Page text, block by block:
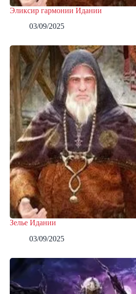
Эликсир гармонии Идании
03/09/2025
Зелье Идании
03/09/2025